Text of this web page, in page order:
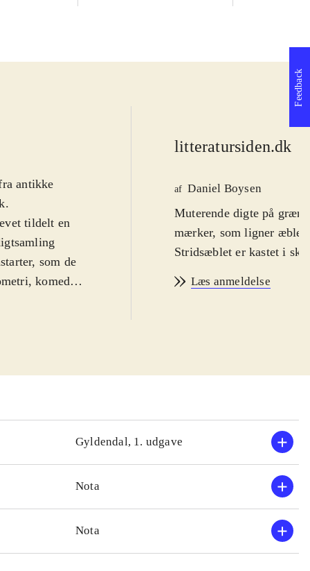
antikke
.
tildelt en
som de
komedie,
om bl.a.
Jeg
tit blev
lyriklæser
er M.
litteratursiden.dk
af Daniel Boysen
Muterende digte på
mærker, som ligner
Stridsæblet er kastet i
Læs anmeldelse
Gyldendal, 1. udgave
Nota
Nota
Feedback